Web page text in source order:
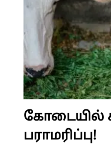
கோடையில்
பராமரிப்பு!